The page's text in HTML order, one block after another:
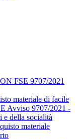
FSE 9707/2021
materiale di facile
Avviso 9707/2021 -
e della socialità
materiale